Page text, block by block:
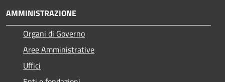
AMMINISTRAZIONE
Organi di Governo
Aree Amministrative
Uffici